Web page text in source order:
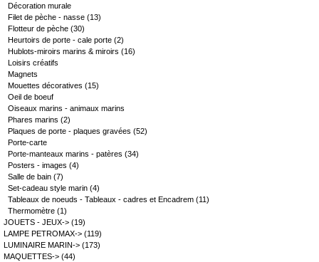
Décoration murale
Filet de pèche - nasse (13)
Flotteur de pèche (30)
Heurtoirs de porte - cale porte (2)
Hublots-miroirs marins & miroirs (16)
Loisirs créatifs
Magnets
Mouettes décoratives (15)
Oeil de boeuf
Oiseaux marins - animaux marins
Phares marins (2)
Plaques de porte - plaques gravées (52)
Porte-carte
Porte-manteaux marins - patères (34)
Posters - images (4)
Salle de bain (7)
Set-cadeau style marin (4)
Tableaux de noeuds - Tableaux - cadres et Encadrem (11)
Thermomètre (1)
JOUETS - JEUX-> (19)
LAMPE PETROMAX-> (119)
LUMINAIRE MARIN-> (173)
MAQUETTES-> (44)